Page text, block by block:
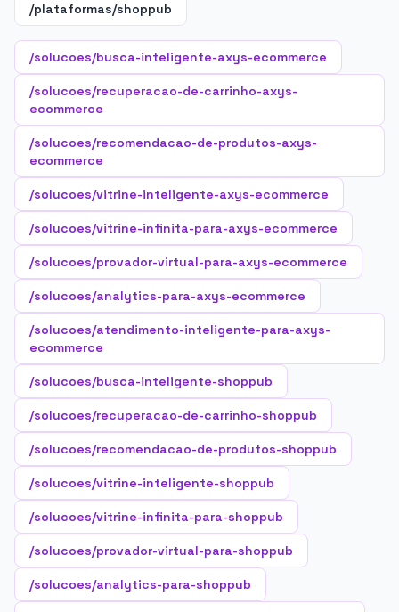
/plataformas/shoppub
/solucoes/busca-inteligente-axys-ecommerce
/solucoes/recuperacao-de-carrinho-axys-
ecommerce
/solucoes/recomendacao-de-produtos-axys-
ecommerce
/solucoes/vitrine-inteligente-axys-ecommerce
/solucoes/vitrine-infinita-para-axys-ecommerce
/solucoes/provador-virtual-para-axys-ecommerce
/solucoes/analytics-para-axys-ecommerce
/solucoes/atendimento-inteligente-para-axys-
ecommerce
/solucoes/busca-inteligente-shoppub
/solucoes/recuperacao-de-carrinho-shoppub
/solucoes/recomendacao-de-produtos-shoppub
/solucoes/vitrine-inteligente-shoppub
/solucoes/vitrine-infinita-para-shoppub
/solucoes/provador-virtual-para-shoppub
/solucoes/analytics-para-shoppub